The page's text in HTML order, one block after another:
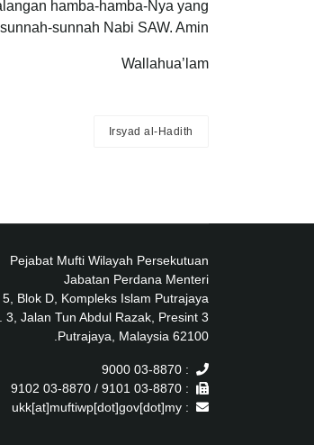
hamba-hamba-Nya yang
sunnah Nabi SAW. Amin.
Wallahua’lam
Irsyad al-Hadith
Pejabat Mufti Wilayah Persekutuan
Jabatan Perdana Menteri
5, Blok D, Kompleks Islam Putrajaya
3, Jalan Tun Abdul Razak, Presint 3
62100 Putrajaya, Malaysia.
: 03-8870 9000
: 03-8870 9101 / 03-8870 9102
: ukk[at]muftiwp[dot]gov[dot]my